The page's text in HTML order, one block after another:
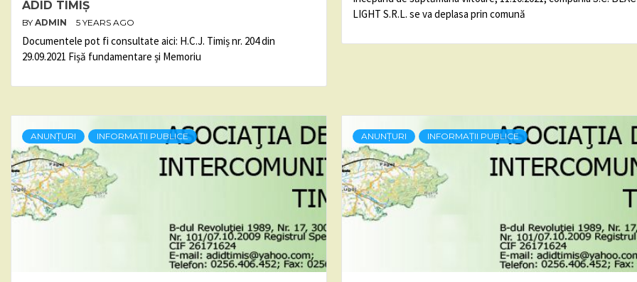
ADID TIMIȘ
BY ADMIN 5 YEARS AGO
Documentele pot fi consultate aici: H.C.J. Timiș nr. 204 din
29.09.2021 Fișă fundamentare și Memoriu
LIGHT S.R.L. se va deplasa prin comună
ANUNȚURI INFORMAȚII PUBLICE ANUNȚURI INFORMAȚII PUBLICE